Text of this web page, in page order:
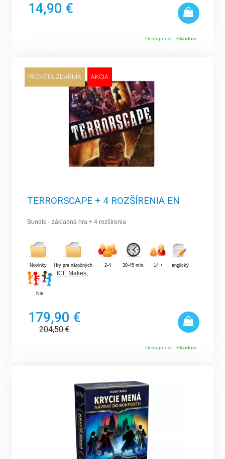
14,90 €
Dostupnosť: Skladom
AKCIA
PACKETA ZDARMA
TERRORSCAPE + 4 ROZŠÍRENIA EN
Bundle - základná hra + 4 rozšírenia
Novinky Hry pre náročných 2-4 30-45 min. 14 + anglický
Nie
ICE Makes
179,90 €
204,50€
Dostupnosť: Skladom